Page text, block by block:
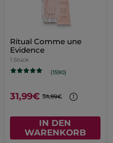
Ritual Comme une
Evidence
1 Stück
(1590)
31,99€ 54,89€
IN DEN
WARENKORB